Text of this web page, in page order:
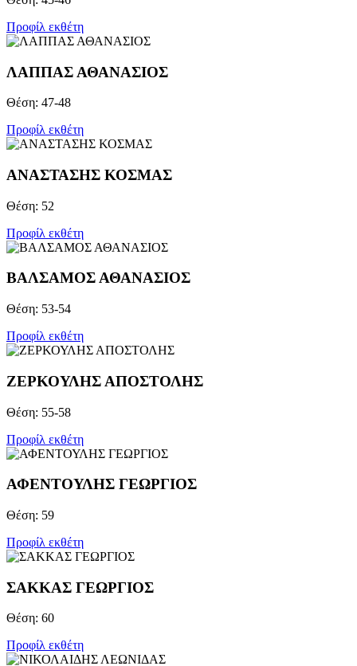
Προφίλ εκθέτη
ΛΑΠΠΑΣ ΑΘΑΝΑΣΙΟΣ
Θέση: 47-48
Προφίλ εκθέτη
ΑΝΑΣΤΑΣΗΣ ΚΟΣΜΑΣ
Θέση: 52
Προφίλ εκθέτη
ΒΑΛΣΑΜΟΣ ΑΘΑΝΑΣΙΟΣ
Θέση: 53-54
Προφίλ εκθέτη
ΖΕΡΚΟΥΛΗΣ ΑΠΟΣΤΟΛΗΣ
Θέση: 55-58
Προφίλ εκθέτη
ΑΦΕΝΤΟΥΛΗΣ ΓΕΩΡΓΙΟΣ
Θέση: 59
Προφίλ εκθέτη
ΣΑΚΚΑΣ ΓΕΩΡΓΙΟΣ
Θέση: 60
Προφίλ εκθέτη